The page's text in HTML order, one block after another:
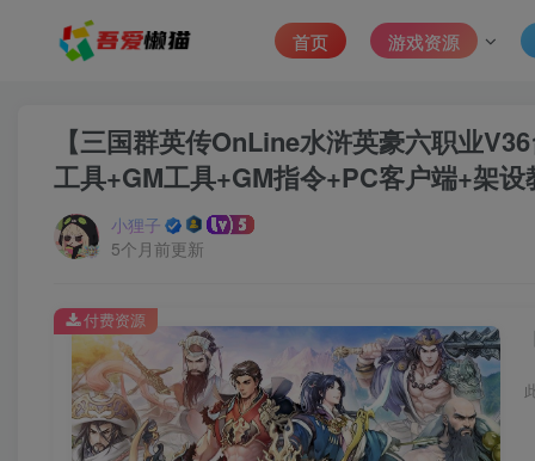
首页 游戏资源
【三国群英传OnLine水浒英豪六职业
工具+GM工具+GM指令+PC客户端+架设
小狸子
5个月前更新
付费资源